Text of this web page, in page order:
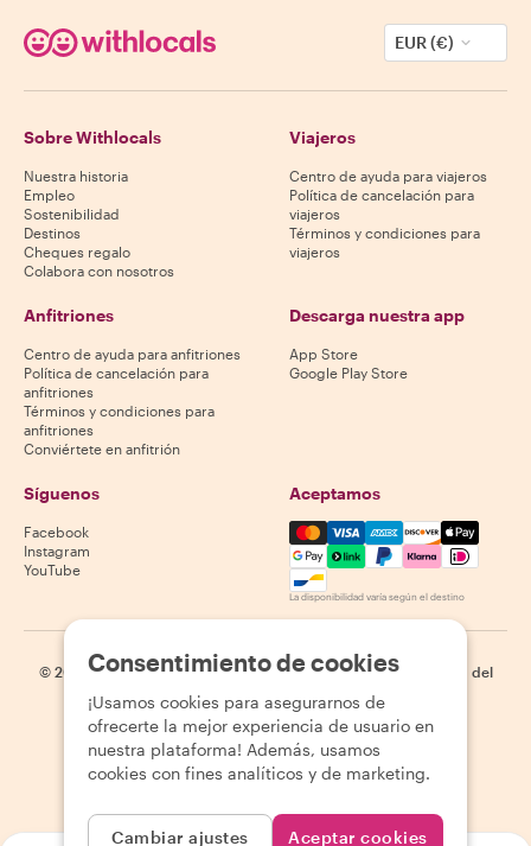
EUR (€)
Sobre Withlocals
Nuestra historia
Empleo
Sostenibilidad
Destinos
Cheques regalo
Colabora con nosotros
Viajeros
Centro de ayuda para viajeros
Política de cancelación para
viajeros
Términos y condiciones para
viajeros
Anfitriones
Centro de ayuda para anfitriones
Política de cancelación para
anfitriones
Términos y condiciones para
anfitriones
Conviértete en anfitrión
Descarga nuestra app
App Store
Google Play Store
Síguenos
Facebook
Instagram
YouTube
Aceptamos
Mastercard, Visa, Amex,
La disponibilidad varía según el destino
© 2026 Withlocals.com | Política de privacidad | Cookies
Mapa del
Consentimiento de cookies
¡Usamos cookies para asegurarnos de
ofrecerte la mejor experiencia de usuario en
nuestra plataforma! Además, usamos
cookies con fines analíticos y de marketing.
Cambiar ajustes Aceptar cookies